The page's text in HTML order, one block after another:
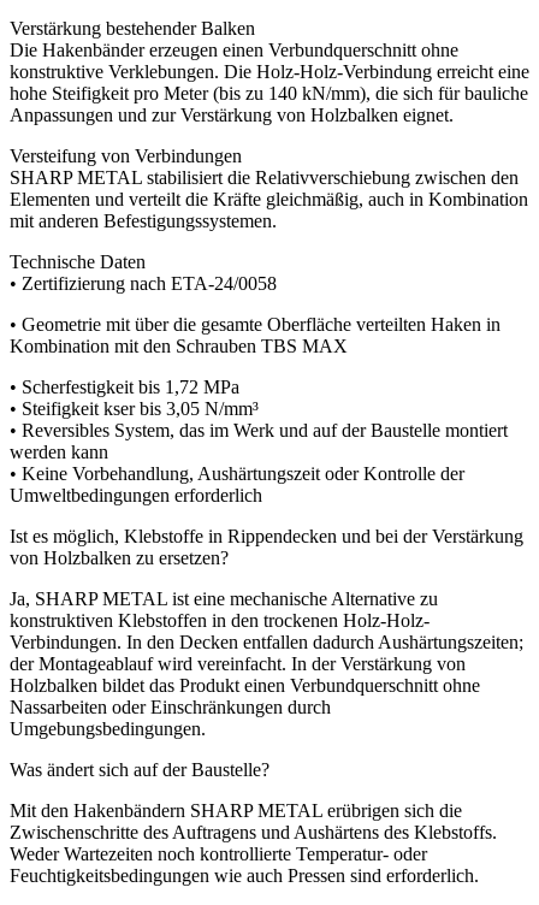
Verstärkung bestehender Balken
Die Hakenbändererzeugen einen Verbundquerschnitt ohne
konstruktive Verklebungen. Die Holz-Holz-Verbindung erreicht eine
hohe Steifigkeit pro Meter (bis zu 140 kN/mm), die sich für bauliche
Anpassungen und zur Verstärkung von Holzbalken eignet.
Versteifung von Verbindungen
SHARP METAL stabilisiert die Relativverschiebung zwischen den
Elementen und verteilt die Kräfte gleichmäßig, auch in Kombination
mit anderen Befestigungssystemen.
Technische Daten
• Zertifizierung nach ETA-24/0058
• Geometrie mit über die gesamte Oberfläche verteilten Haken in
Kombination mit den Schrauben TBS MAX
• Scherfestigkeit bis 1,72 MPa
• Steifigkeit kser bis 3,05 N/mm³
• Reversibles System, das im Werk und auf der Baustelle montiert
werden kann
• Keine Vorbehandlung, Aushärtungszeit oder Kontrolle der
Umweltbedingungen erforderlich
Ist es möglich, Klebstoffe in Rippendecken und bei der Verstärkung
von Holzbalken zu ersetzen?
Ja, SHARP METAL ist eine mechanische Alternative zu
konstruktiven Klebstoffen in den trockenen Holz-Holz-
Verbindungen. In den Decken entfallen dadurch Aushärtungszeiten;
der Montageablauf wird vereinfacht. In derVerstärkung von
Holzbalken bildet das Produkt einen Verbundquerschnitt ohne
Nassarbeiten oder Einschränkungen durch
Umgebungsbedingungen.
Was ändert sich auf der Baustelle?
Mit den Hakenbändern SHARP METAL erübrigen sich die
Zwischenschritte des Auftragens und Aushärtens des Klebstoffs.
Weder Wartezeiten noch kontrollierte Temperatur- oder
Feuchtigkeitsbedingungen wie auch Pressen sind erforderlich.